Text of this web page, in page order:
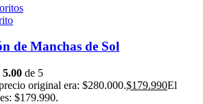
de Manchas de Sol
5.00 de 5
original era: $280.000.$179.990El
$179.990.